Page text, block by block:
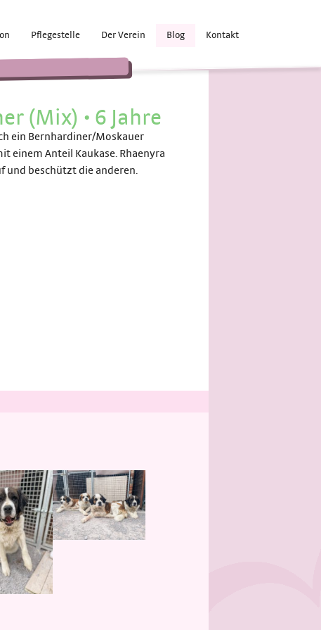
Pflegestelle Der Verein Blog Kontakt
(Mix) • 6 Jahre
ein Bernhardiner/Moskauer
einem Anteil Kaukase. Rhaenyra
und beschützt die anderen.